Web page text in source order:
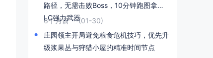
路径，无需击败Boss，10分钟跑图拿到D
LC强力武器
6个月前
(01-30)
庄园领主开局避免粮食危机技巧，优先升
级浆果丛与狩猎小屋的精准时间节点